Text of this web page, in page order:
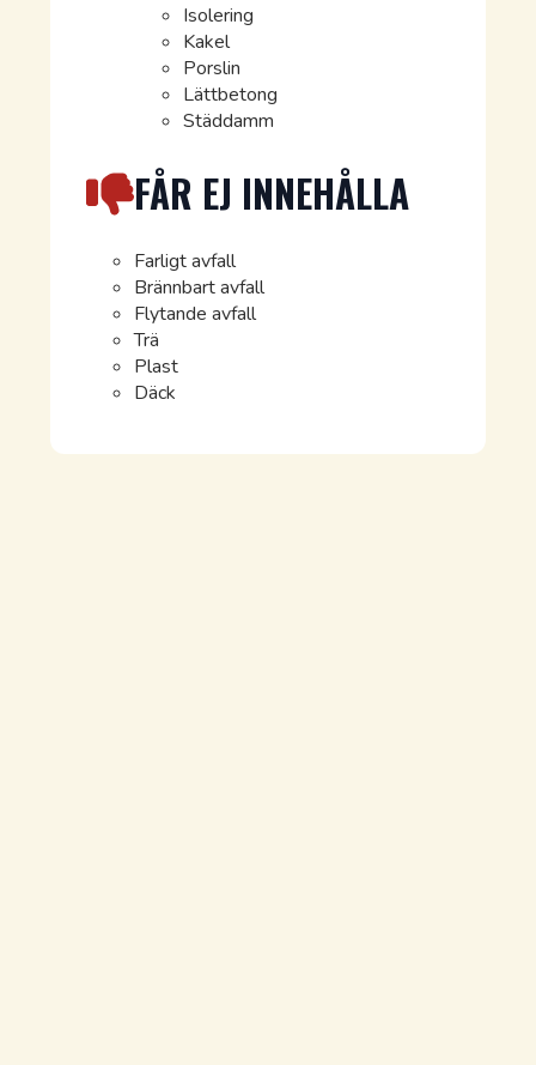
Isolering
Kakel
Porslin
Lättbetong
Städdamm
FÅR EJ INNEHÅLLA
Farligt avfall
Brännbart avfall
Flytande avfall
Trä
Plast
Däck